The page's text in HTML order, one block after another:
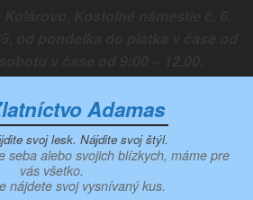
Adamas
svoj lesk. Nájdite svoj štýl.
seba alebo svojich blízkych, máme pre
vás všetko.
nájdete svoj vysnívaný kus.